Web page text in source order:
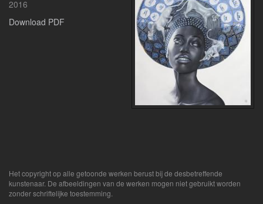
2016
Download PDF
Het copyright op alle getoonde werken berust bij de desbetreffende
kunstenaar. De afbeeldingen van de werken mogen niet gebruikt worden
zonder schriftelijke toestemming.